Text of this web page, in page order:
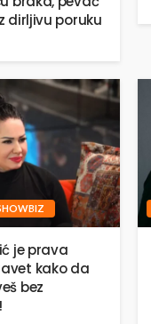
dirljivu poruku
je prava
kako da
bez